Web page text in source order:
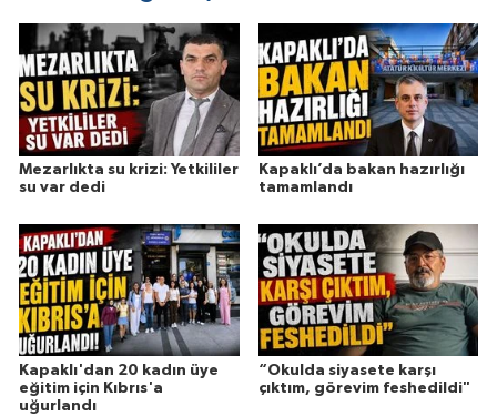
Mezarlıkta su krizi: Yetkililer
su var dedi
Kapaklı’da bakan hazırlığı
tamamlandı
Kapaklı'dan 20 kadın üye
eğitim için Kıbrıs'a
uğurlandı
“Okulda siyasete karşı
çıktım, görevim feshedildi"